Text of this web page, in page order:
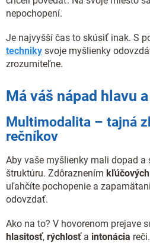
nepochopení.
Je najvyšší čas to skúsiť inak. S
techniky svoje myšlienky
zrozumiteľne.
Má váš nápad hlavu
Multimodalita – tajná
rečníkov
Aby vaše myšlienky mali dopad a
štruktúru. Zdôraznením
uľahčíte pochopenie a
odovzdať.
Ako na to? V hovorenom prejave
hlasitosť, rýchlosťa intonácia